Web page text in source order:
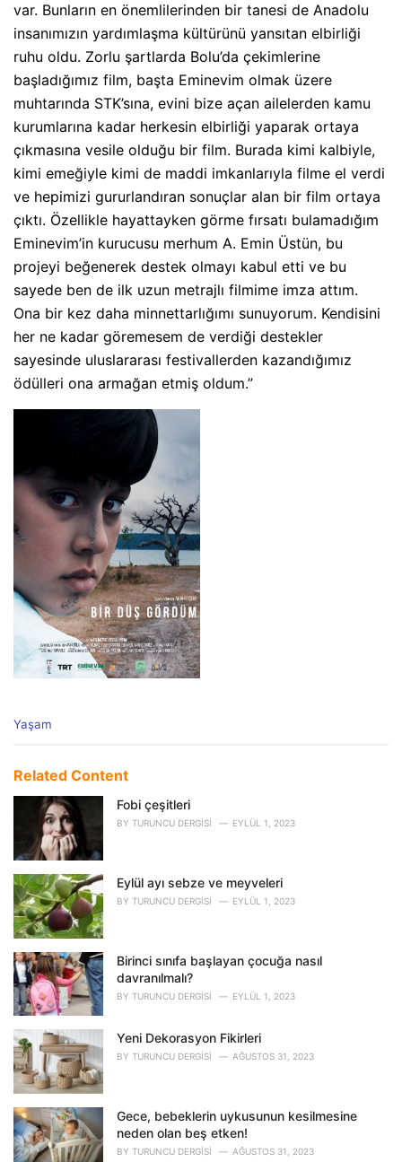
var. Bunların en önemlilerinden bir tanesi de Anadolu
insanımızın yardımlaşma kültürünü yansıtan elbirliği
ruhu oldu. Zorlu şartlarda Bolu’da çekimlerine
başladığımız film, başta Eminevim olmak üzere
muhtarında STK’sına, evini bize açan ailelerden kamu
kurumlarına kadar herkesin elbirliği yaparak ortaya
çıkmasına vesile olduğu bir film. Burada kimi kalbiyle,
kimi emeğiyle kimi de maddi imkanlarıyla filme el verdi
ve hepimizi gururlandıran sonuçlar alan bir film ortaya
çıktı. Özellikle hayattayken görme fırsatı bulamadığım
Eminevim’in kurucusu merhum A. Emin Üstün, bu
projeyi beğenerek destek olmayı kabul etti ve bu
sayede ben de ilk uzun metrajlı filmime imza attım.
Ona bir kez daha minnettarlığımı sunuyorum. Kendisini
her ne kadar göremesem de verdiği destekler
sayesinde uluslararası festivallerden kazandığımız
ödülleri ona armağan etmiş oldum.”
C
e
e
:
Yaşam
Related Content
Fobi çeşitleri
BY TURUNCU DERGISI EYLÜL 1, 2023
Eylül ayı sebze ve meyveleri
BY TURUNCU DERGISI EYLÜL 1, 2023
Birinci sınıfa başlayan çocuğa nasıl
davranılmalı?
BY TURUNCU DERGISI EYLÜL 1, 2023
Yeni Dekorasyon Fikirleri
BY TURUNCU DERGISI AĞUSTOS 31, 2023
Gece, bebeklerin uykusunun kesilmesine
neden olan beş etken!
BY TURUNCU DERGISI AĞUSTOS 31, 2023